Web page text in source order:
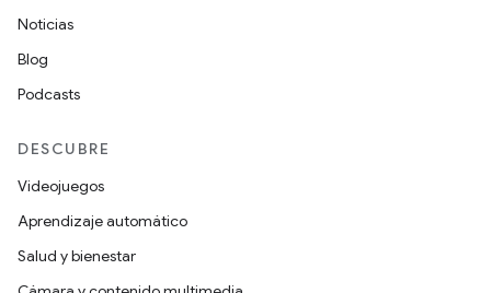
Noticias
Blog
Podcasts
DESCUBRE
Videojuegos
Aprendizaje automático
Salud y bienestar